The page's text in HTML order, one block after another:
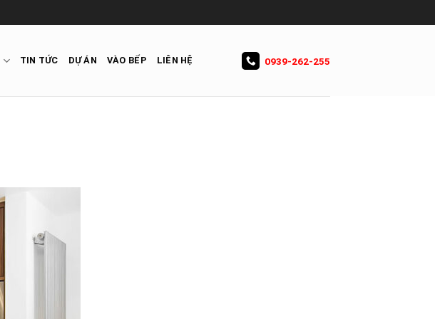
TIN TỨC DỰ ÁN VÀO BẾP LIÊN HỆ 0939-262-255